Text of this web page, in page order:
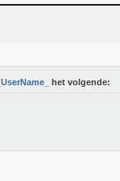
_UserName_ het volgende: